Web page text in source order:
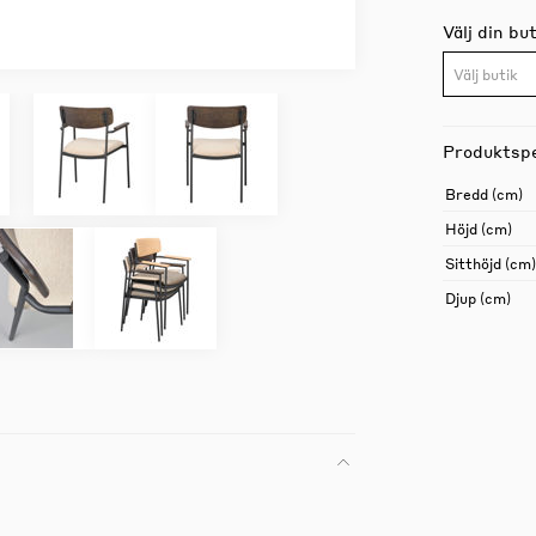
Välj din
Välj butik
Bredd (cm)
Höjd (cm)
Sitthöjd (cm)
Djup (cm)